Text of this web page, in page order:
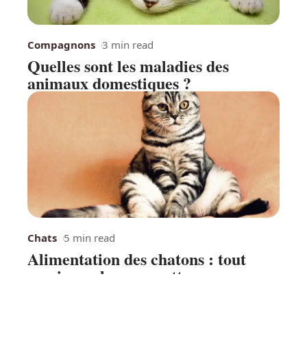
Compagnons 3 min read
Quelles sont les maladies des
animaux domestiques ?
Chats 5 min read
Alimentation des chatons : tout
savoir sur les croquettes